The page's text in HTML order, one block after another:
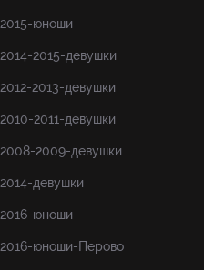
2015-юноши
2014-2015-девушки
2012-2013-девушки
2010-2011-девушки
2008-2009-девушки
2014-девушки
2016-юноши
2016-юноши-Перово